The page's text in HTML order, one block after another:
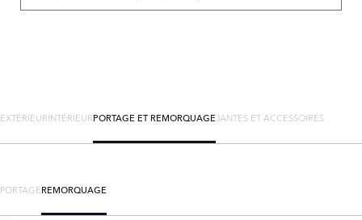
EXTÉRIEURINTÉRIEURPORTAGE ET REMORQUAGEJANTES ET ACCESSOIRES
PORTAGEREMORQUAGE